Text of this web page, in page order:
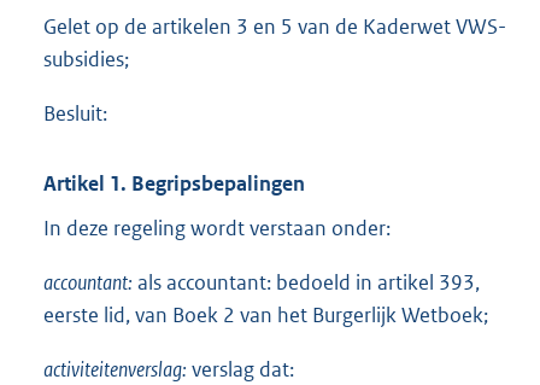
Gelet op de artikelen 3 en 5 van de Kaderwet VWS-
subsidies;
Besluit:
Artikel 1. Begripsbepalingen
In deze regeling wordt verstaan onder:
accountant: als accountant: bedoeld in artikel 393,
eerste lid, van Boek 2 van het Burgerlijk Wetboek;
activiteitenverslag: verslag dat: